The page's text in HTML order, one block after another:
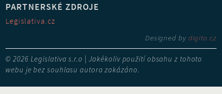
PARTNERSKÉ ZDROJE
Legislativa.cz
Designed by digito.cz
© 2026 Legislativa s.r.o | Jakékoliv použití obsahu z tohoto
webu je bez souhlasu autora zakázáno.